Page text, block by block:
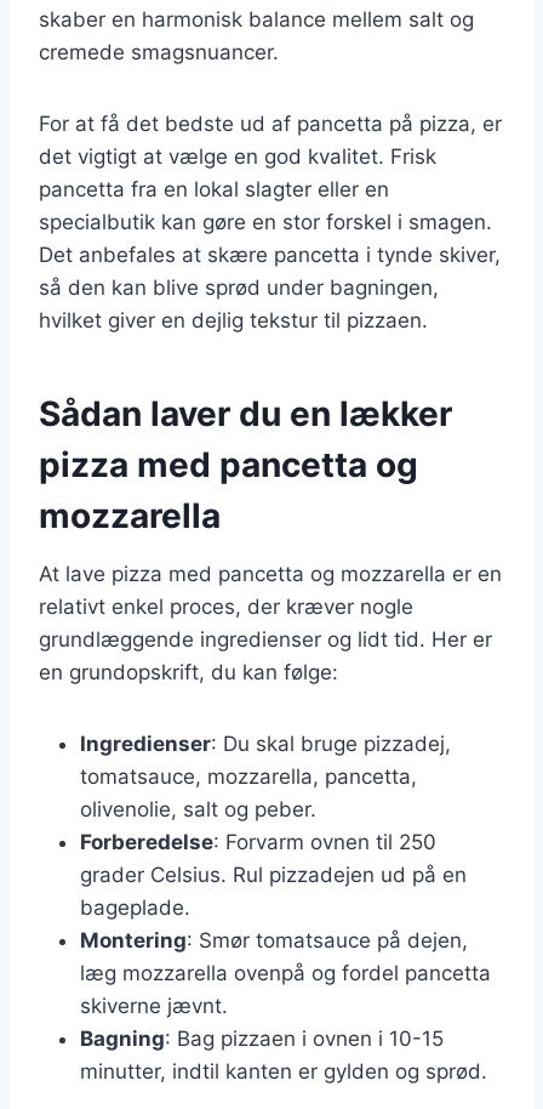
skaber en harmonisk balance mellem salt og
cremede smagsnuancer.
For at få det bedste ud af pancetta på pizza, er
det vigtigt at vælge en god kvalitet. Frisk
pancetta fra en lokal slagter eller en
specialbutik kan gøre en stor forskel i smagen.
Det anbefales at skære pancetta i tynde skiver,
så den kan blive sprød under bagningen,
hvilket giver en dejlig tekstur til pizzaen.
Sådan laver du en lækker
pizza med pancetta og
mozzarella
At lave pizza med pancetta og mozzarella er en
relativt enkel proces, der kræver nogle
grundlæggende ingredienser og lidt tid. Her er
en grundopskrift, du kan følge:
Ingredienser: Du skal bruge pizzadej,
tomatsauce, mozzarella, pancetta,
olivenolie, salt og peber.
Forberedelse: Forvarm ovnen til 250
grader Celsius. Rul pizzadejen ud på en
bageplade.
Montering: Smør tomatsauce på dejen,
læg mozzarella ovenpå og fordel pancetta
skiverne jævnt.
Bagning: Bag pizzaen i ovnen i 10-15
minutter, indtil kanten er gylden og sprød.